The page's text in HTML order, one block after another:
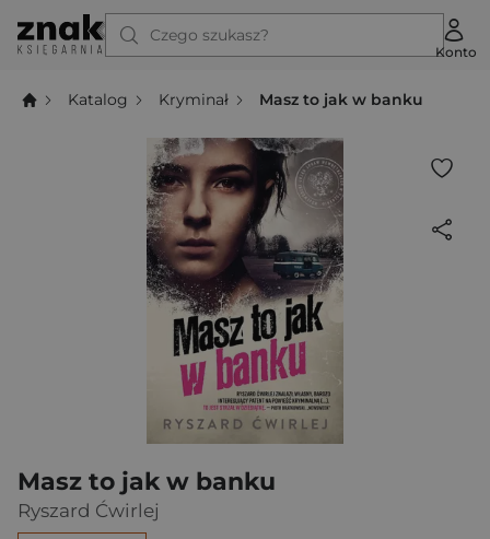
Czego szukasz?
Konto
Katalog Kryminał Masz to jak w banku
Masz to jak w banku
Ryszard Ćwirlej